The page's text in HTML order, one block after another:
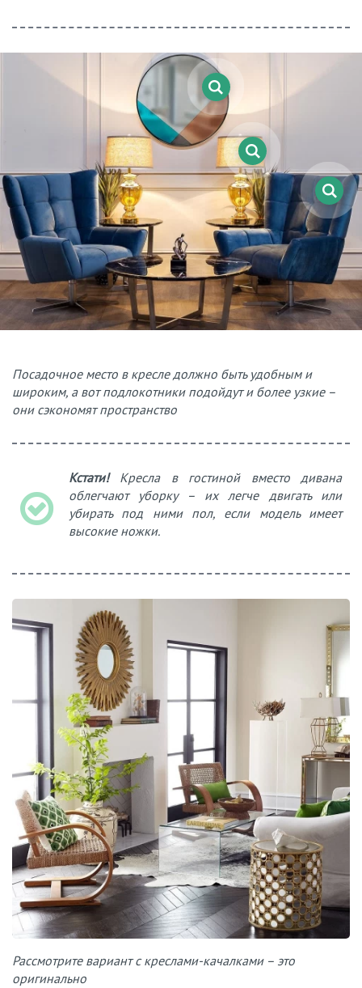
Посадочное место в кресле должно быть удобным и
широким, а вот подлокотники подойдут и более узкие –
они сэкономят пространство
Кстати!Кресла в гостиной вместо дивана
облегчают уборку – их легче двигать или
убирать под ними пол, если модель имеет
высокие ножки.
Рассмотрите вариант с креслами-качалками – это
оригинально